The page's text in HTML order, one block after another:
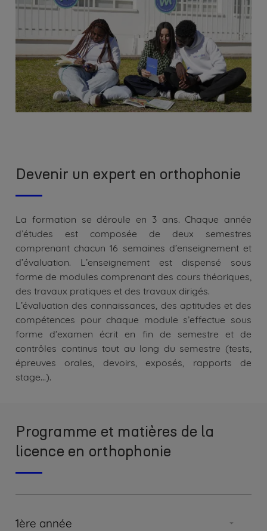
Devenir un expert en orthophonie
La formation se déroule en 3 ans. Chaque année
d’études est composée de deux semestres
comprenant chacun 16 semaines d’enseignement et
d’évaluation. L’enseignement est dispensé sous
forme de modules comprenant des cours théoriques,
des travaux pratiques et des travaux dirigés.
L’évaluation des connaissances, des aptitudes et des
compétences pour chaque module s’effectue sous
forme d’examen écrit en fin de semestre et de
contrôles continus tout au long du semestre (tests,
épreuves orales, devoirs, exposés, rapports de
stage…).
Programme et matières de la
licence en orthophonie
1ère année